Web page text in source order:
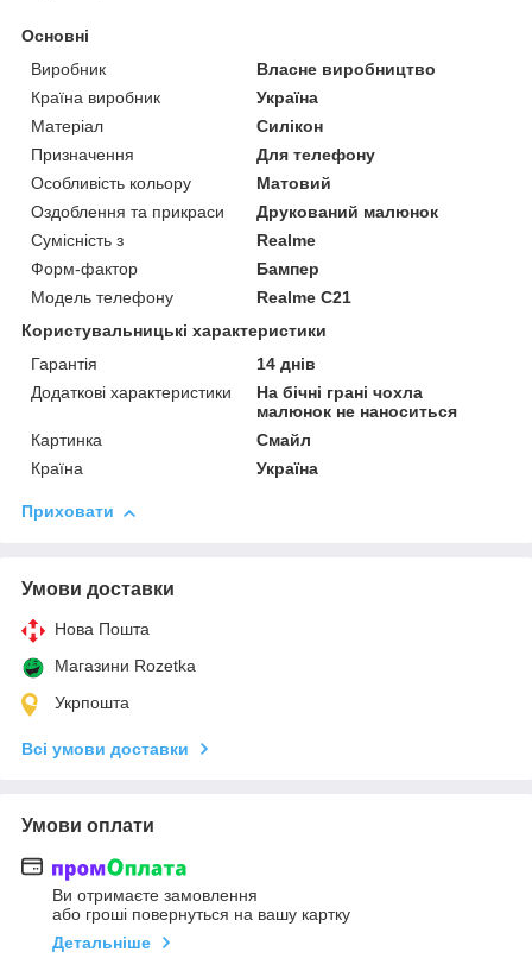
Основні
Виробник
Власне виробництво
Країна виробник
Україна
Матеріал
Силікон
Призначення
Для телефону
Особливість кольору
Матовий
Оздоблення та прикраси
Друкований малюнок
Сумісність з
Realme
Форм-фактор
Бампер
Модель телефону
Realme C21
Користувальницькі характеристики
Гарантія
14 днів
Додаткові характеристики
На бічні грані чохла
малюнок не наноситься
Картинка
Смайл
Країна
Україна
Приховати
Умови доставки
Нова Пошта
Магазини Rozetka
Укрпошта
Всі умови доставки
Умови оплати
Ви отримаєте замовлення
або гроші повернуться на вашу картку
Детальніше